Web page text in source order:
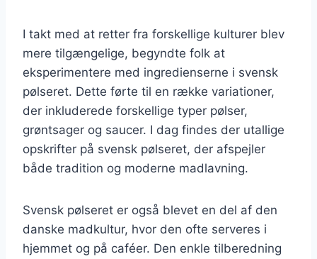
I takt med at retter fra forskellige kulturer blev
mere tilgængelige, begyndte folk at
eksperimentere med ingredienserne i svensk
pølseret. Dette førte til en række variationer,
der inkluderede forskellige typer pølser,
grøntsager og saucer. I dag findes der utallige
opskrifter på svensk pølseret, der afspejler
både tradition og moderne madlavning.
Svensk pølseret er også blevet en del af den
danske madkultur, hvor den ofte serveres i
hjemmet og på caféer. Den enkle tilberedning